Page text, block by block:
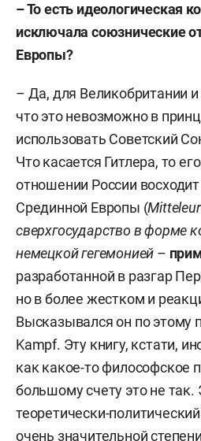
– То есть идеологическая
исключала союзнические
Европы?
– Да, для Великобритании
что это невозможно в
использовать Советский
Что касается Гитлера, то
отношении России
Срединной Европы (
сверхгосударство в форме
немецкой гегемонией –
разработанной в разгар
но в более жестком и
Высказывался он по этому
Kampf. Эту книгу, кстати,
как какое-то философское
большому счету это не так.
теоретически-
очень значительной